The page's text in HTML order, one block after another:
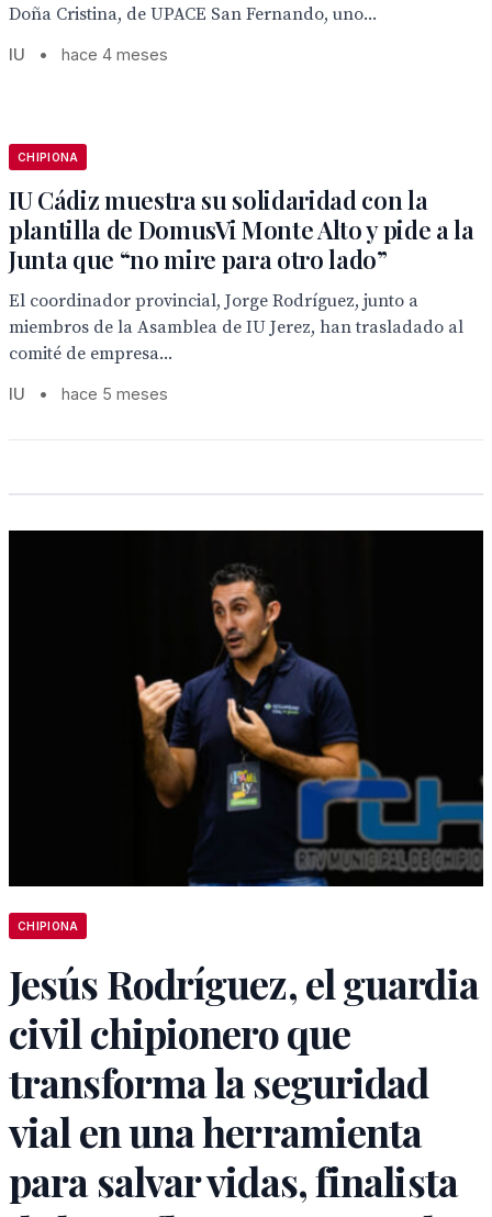
Doña Cristina, de UPACE San Fernando, uno...
IU • hace 4 meses
CHIPIONA
IU Cádiz muestra su solidaridad con la
plantilla de DomusVi Monte Alto y pide a la
Junta que “no mire para otro lado”
El coordinador provincial, Jorge Rodríguez, junto a
miembros de la Asamblea de IU Jerez, han trasladado al
comité de empresa...
IU • hace 5 meses
CHIPIONA
Jesús Rodríguez, el guardia
civil chipionero que
transforma la seguridad
vial en una herramienta
para salvar vidas, finalista